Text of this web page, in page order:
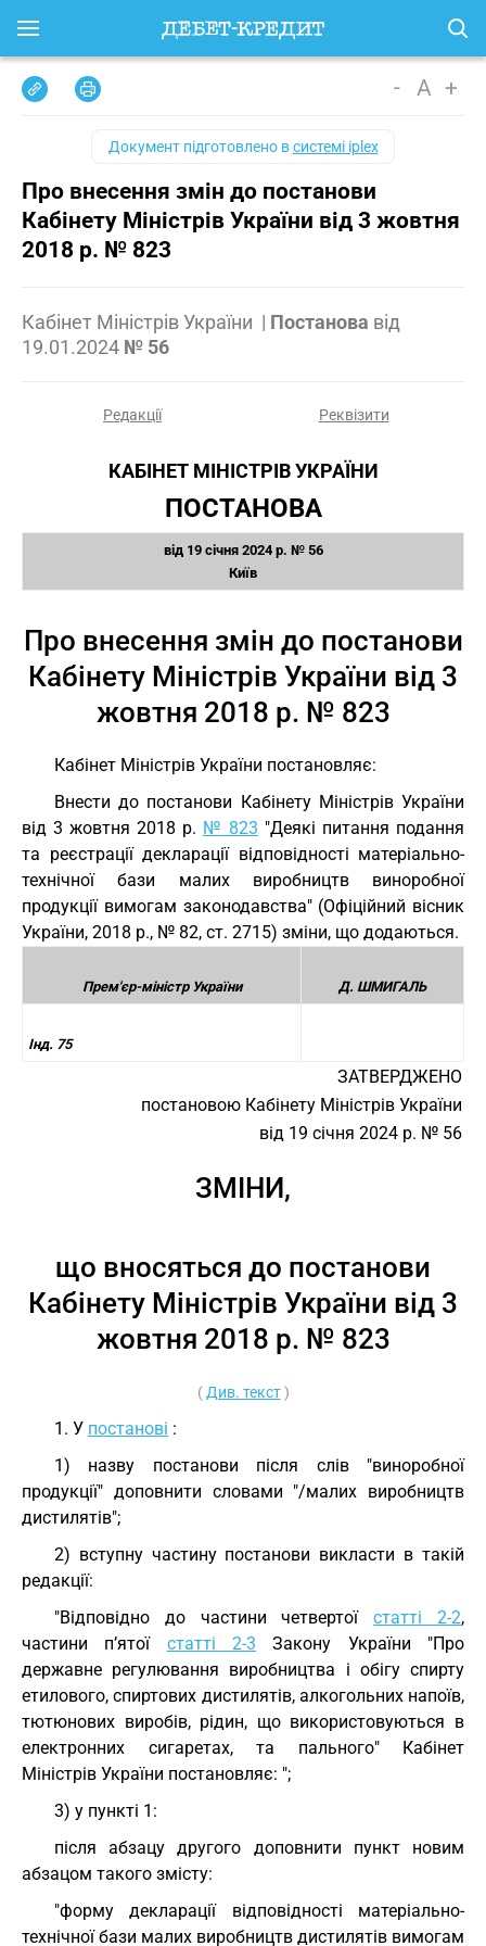
- A +
Документ підготовлено всистемі iplex
Про внесення змін до постанови
Кабінету Міністрів України від 3 жовтня
2018 р. № 823
Кабінет Міністрів України | Постанова від
19.01.2024 № 56
Редакції Реквізити
КАБІНЕТ МІНІСТРІВ УКРАЇНИ
ПОСТАНОВА
від 19 січня 2024 р. № 56
Київ
Про внесення змін до постанови
Кабінету Міністрів України від 3
жовтня 2018 р. № 823
Кабінет Міністрів України постановляє:
Внести до постанови Кабінету Міністрів України
від 3 жовтня 2018 р. № 823 "Деякі питання подання
та реєстрації декларації відповідності матеріально-
технічної бази малих виробництв виноробної
продукції вимогам законодавства" (Офіційний вісник
України, 2018 р., № 82, ст. 2715) зміни, що додаються.
Прем'єр-міністр України Д. ШМИГАЛЬ
Інд. 75
ЗАТВЕРДЖЕНО
постановою Кабінету Міністрів України
від 19 січня 2024 р. № 56
ЗМІНИ,
що вносяться до постанови
Кабінету Міністрів України від 3
жовтня 2018 р. № 823
( Див. текст)
1. У постанові :
1) назву постанови після слів "виноробної
продукції" доповнити словами "/малих виробництв
дистилятів";
2) вступну частину постанови викласти в такій
редакції:
"Відповідно до частини четвертоїстатті 2-2,
частини п’ятої статті 2-3 Закону України "Про
державне регулювання виробництва і обігу спирту
етилового, спиртових дистилятів, алкогольних напоїв,
тютюнових виробів, рідин, що використовуються в
електронних сигаретах, та пального" Кабінет
Міністрів України постановляє: ";
3) у пункті 1:
після абзацу другого доповнити пункт новим
абзацом такого змісту:
"форму декларації відповідності матеріально-
технічної бази малих виробництв дистилятів вимогам